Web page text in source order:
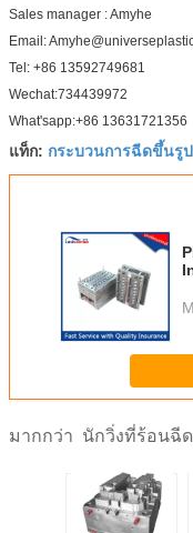
Sales manager : Amyhe
Email:
Tel: +86 13592749681
Wechat:734439972
What'sapp:+86 13631721356
แท็ก: กระบวนการฉีดขึ้นรูป
มากกว่า นักวิ่งที่ร้อนฉีด